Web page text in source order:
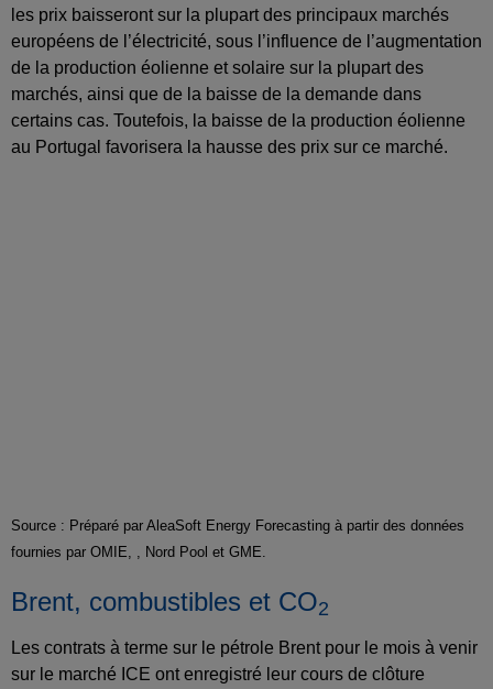
les prix baisseront sur la plupart des principaux marchés
européens de l’électricité, sous l’influence de l’augmentation
de la production éolienne et solaire sur la plupart des
marchés, ainsi que de la baisse de la demande dans
certains cas. Toutefois, la baisse de la production éolienne
au Portugal favorisera la hausse des prix sur ce marché.
Source : Préparé par AleaSoft Energy Forecasting à partir des données
fournies par OMIE, , Nord Pool et GME.
Brent, combustibles et CO2
Les contrats à terme sur le pétrole Brent pour le mois à venir
sur le marché ICE ont enregistré leur cours de clôture